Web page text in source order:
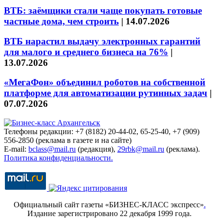
ВТБ: заёмщики стали чаще покупать готовые
частные дома, чем строить | 14.07.2026
ВТБ нарастил выдачу электронных гарантий
для малого и среднего бизнеса на 76% |
13.07.2026
«МегаФон» объединил роботов на собственной
платформе для автоматизации рутинных задач |
07.07.2026
Телефоны редакции: +7 (8182) 20-44-02, 65-25-40, +7 (909)
556-2850 (реклама в газете и на сайте)
E-mail: bclass@mail.ru (редакция), 29rbk@mail.ru (реклама).
Политика конфиденциальности.
Официальный сайт газеты «БИЗНЕС-КЛАСС экспресс».
Издание зарегистрировано 22 декабря 1999 года.